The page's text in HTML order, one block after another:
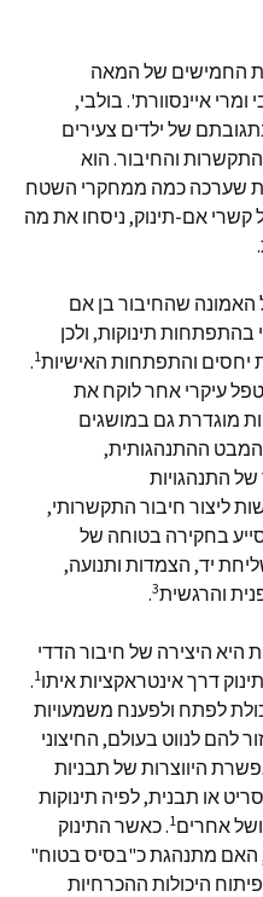
החמישים של המאה
איינסוורת'. בולבי,
של ילדים צעירים
והחיבור. הוא
שערכה כמה ממחקרי השטח
קשרי אם-תינוק, ניסחו את מה
שהחיבור בן אם
בהתפתחות תינוקות, ולכן
יחסים והתפתחות האישיות1
.
עיקרי אחר לוקח את
מוגדרת גם במושגים
המבט ההתנהגותית,
התנהגויות
ליצור חיבור התקשרותי,
בחקירה בטוחה של
יד, הצמדות ותנועה,
והרגשית3
.
היצירה של חיבור הדדי
דרך אינטראקציות איתו1
.
לפתח ולפענח משמעויות
לנווט בעולם, החיצוני
היווצרות של תבניות
או תבנית, לפיה תינוקות
אחרים1. כאשר התינוק
האם מתנהגת כ"בסיס בטוח"
היכולות ההכרחיות